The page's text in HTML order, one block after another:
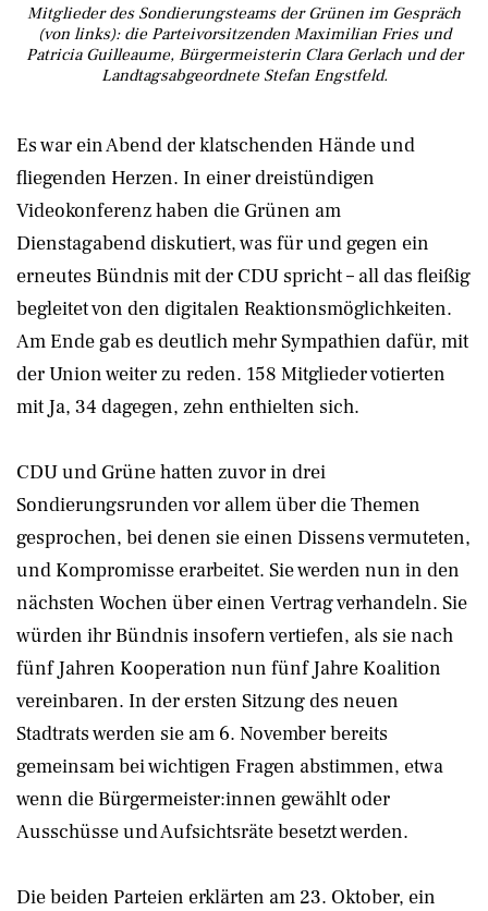
Mitglieder des Sondierungsteams der Grünen im Gespräch
(von links): die Parteivorsitzenden Maximilian Fries und
Patricia Guilleaume, Bürgermeisterin Clara Gerlach und der
Landtagsabgeordnete Stefan Engstfeld.
Es war ein Abend der klatschenden Hände und
fliegenden Herzen. In einer dreistündigen
Videokonferenz haben die Grünen am
Dienstagabend diskutiert, was für und gegen ein
erneutes Bündnis mit der CDU spricht – all das fleißig
begleitet von den digitalen Reaktionsmöglichkeiten.
Am Ende gab es deutlich mehr Sympathien dafür, mit
der Union weiter zu reden. 158 Mitglieder votierten
mit Ja, 34 dagegen, zehn enthielten sich.
CDU und Grüne hatten zuvor in drei
Sondierungsrunden vor allem über die Themen
gesprochen, bei denen sie einen Dissens vermuteten,
und Kompromisse erarbeitet. Sie werden nun in den
nächsten Wochen über einen Vertrag verhandeln. Sie
würden ihr Bündnis insofern vertiefen, als sie nach
fünf Jahren Kooperation nun fünf Jahre Koalition
vereinbaren. In der ersten Sitzung des neuen
Stadtrats werden sie am 6. November bereits
gemeinsam bei wichtigen Fragen abstimmen, etwa
wenn die Bürgermeister:innen gewählt oder
Ausschüsse und Aufsichtsräte besetzt werden.
Die beiden Parteien erklärten am 23. Oktober, ein